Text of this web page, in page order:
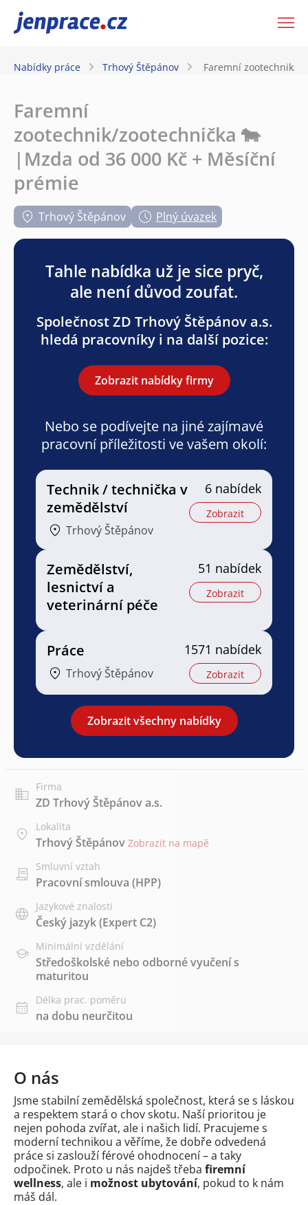
JenPráce.cz
Nabídky práce Trhový Štěpánov Faremní zootechnik/
Faremní
zootechnik/zootechnička 🐄
|Mzda od 36 000 Kč + Měsíční
prémie
Trhový Štěpánov Plný úvazek
Tahle nabídka už je sice pryč,
ale není důvod zoufat.
Společnost ZD Trhový Štěpánov a.s.
hledá pracovníky i na další pozice:
Zobrazit nabídky firmy
Nebo se podívejte na jiné zajímavé
pracovní příležitosti ve vašem okolí:
Technik / technička v
zemědělství
Trhový Štěpánov
6 nabídek
Zobrazit
Zemědělství,
lesnictví a
veterinární péče
51 nabídek
Zobrazit
Práce
Trhový Štěpánov
1571 nabídek
Zobrazit
Zobrazit všechny nabídky
Firma
ZD Trhový Štěpánov a.s.
Lokalita
Trhový Štěpánov Zobrazit na mapě
Smluvní vztah
Pracovní smlouva (HPP)
Jazykové znalosti
Český jazyk(Expert C2)
Minimální vzdělání
Středoškolské nebo odborné vyučení s
maturitou
Délka prac. poměru
na dobu neurčitou
O nás
Jsme stabilní zemědělská společnost, která se s láskou
a respektem stará o chov skotu. Naší prioritou je
nejen pohoda zvířat, ale i našich lidí. Pracujeme s
moderní technikou a věříme, že dobře odvedená
práce si zaslouží férové ohodnocení – a taky
odpočinek. Proto u nás najdeš třeba firemní
wellness, ale i možnost ubytování, pokud to k nám
máš dál.